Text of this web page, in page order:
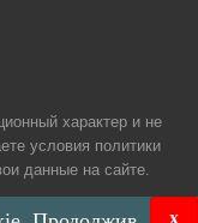
характер и не
условия политики
данные на сайте.
x